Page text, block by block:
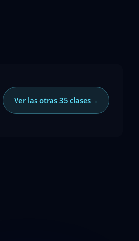
Ver las otras 35 clases→